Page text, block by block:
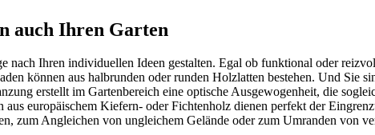
auch Ihren Garten
nach Ihren individuellen Ideen gestalten. Egal ob funktional oder
können aus halbrunden oder runden Holzlatten bestehen. Und Sie
erstellt im Gartenbereich eine optische Ausgewogenheit, die
europäischem Kiefern- oder Fichtenholz dienen perfekt der
zum Angleichen von ungleichem Gelände oder zum Umranden von